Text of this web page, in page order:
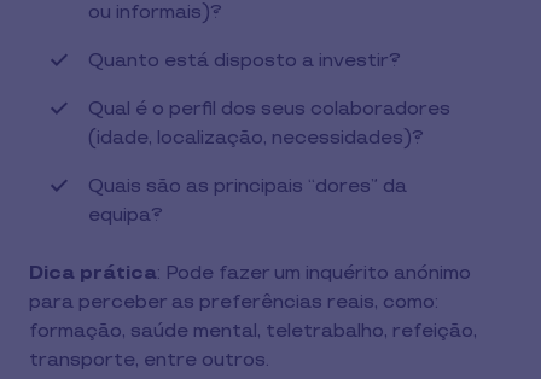
ou informais)?
Quanto está disposto a investir?
Qual é o perfil dos seus colaboradores
(idade, localização, necessidades)?
Quais são as principais “dores” da
equipa?
Dica prática: Pode fazer um inquérito anónimo
para perceber as preferências reais, como:
formação, saúde mental, teletrabalho, refeição,
transporte, entre outros.